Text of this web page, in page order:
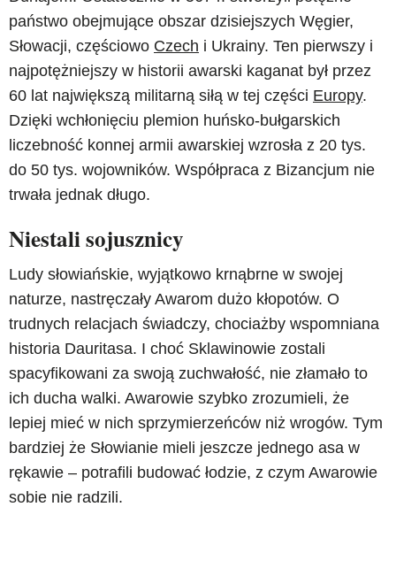
państwo obejmujące obszar dzisiejszych Węgier,
Słowacji, częściowo Czech i Ukrainy. Ten pierwszy i
najpotężniejszy w historii awarski kaganat był przez
60 lat największą militarną siłą w tej części Europy.
Dzięki wchłonięciu plemion huńsko-bułgarskich
liczebność konnej armii awarskiej wzrosła z 20 tys.
do 50 tys. wojowników. Współpraca z Bizancjum nie
trwała jednak długo.
Niestali sojusznicy
Ludy słowiańskie, wyjątkowo krnąbrne w swojej
naturze, nastręczały Awarom dużo kłopotów. O
trudnych relacjach świadczy, chociażby wspomniana
historia Dauritasa. I choć Sklawinowie zostali
spacyfikowani za swoją zuchwałość, nie złamało to
ich ducha walki. Awarowie szybko zrozumieli, że
lepiej mieć w nich sprzymierzeńców niż wrogów. Tym
bardziej że Słowianie mieli jeszcze jednego asa w
rękawie – potrafili budować łodzie, z czym Awarowie
sobie nie radzili.